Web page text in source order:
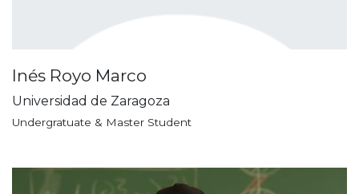
Inés Royo Marco
Universidad de Zaragoza
Undergratuate & Master Student